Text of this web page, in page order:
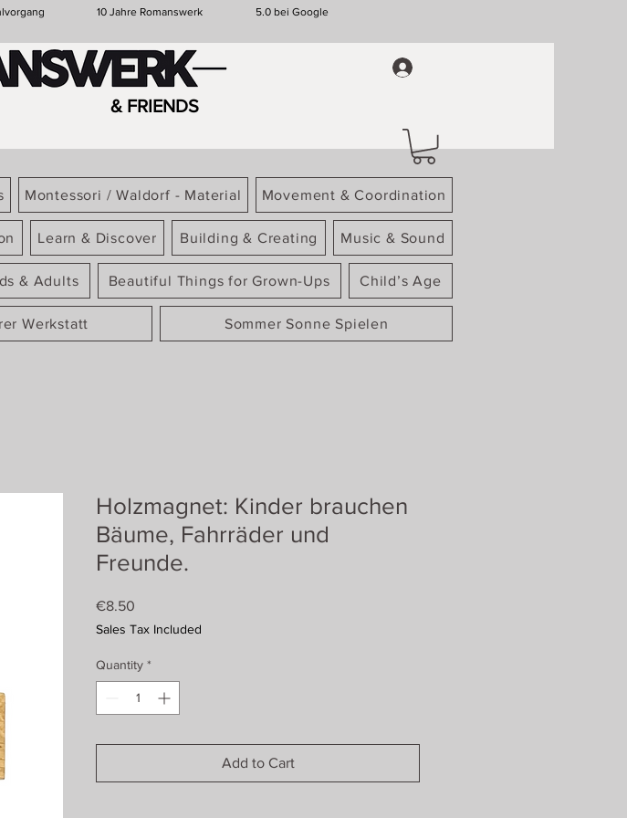
10 Jahre Romanswerk 5.0 bei Google
& FRIENDS
Montessori / Waldorf - Material Movement & Coordination
Learn & Discover Building & Creating Music & Sound
& Adults Beautiful Things for Grown-Ups Child’s Age
Werkstatt Sommer Sonne Spielen
Holzmagnet: Kinder brauchen
Bäume, Fahrräder und
Freunde.
€8.50
Sales Tax Included
Quantity *
Add to Cart